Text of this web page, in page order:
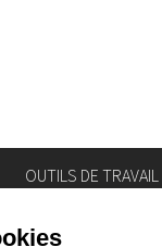
OUTILS DE TRAVAIL
Géoportail